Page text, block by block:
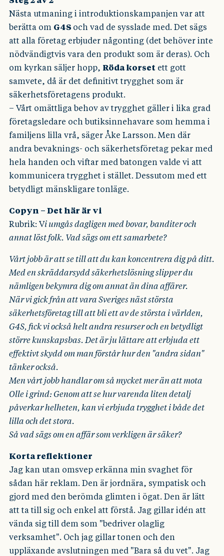
Nästa utmaning i introduktionskampanjen var att
berätta om G4S och vad de sysslade med. Det sägs
att alla företag erbjuder någonting (det behöver inte
nödvändigtvis vara den produkt som är deras). Och
om kyrkan säljer hopp, Röda korset ett gott
samvete, då är det definitivt trygghet som är
säkerhetsföretagens produkt.
– Vårt omättliga behov av trygghet gäller i lika grad
företagsledare och butiksinnehavare som hemma i
familjens lilla vrå, säger Åke Larsson. Men där
andra bevaknings- och säkerhetsföretag pekar med
hela handen och viftar med batongen valde vi att
kommunicera trygghet i stället. Dessutom med ett
betydligt mänskligare tonläge.
Copyn – Det här är vi
Rubrik: Vi umgås dagligen med bovar, banditer och
annat löst folk. Vad sägs om ett samarbete?
Vårt jobb är att se till att du kan koncentrera dig på ditt.
Med en skräddarsydd säkerhetslösning slipper du
nämligen bekymra dig om annat än dina affärer.
När vi gick från att vara Sveriges näst största
säkerhetsföretag till att bli ett av de största i världen,
G4S, fick vi också helt andra resurser och en betydligt
större kunskapsbas. Det är ju lättare att erbjuda ett
effektivt skydd om man förstår hur den "andra sidan"
tänker också.
Men vårt jobb handlar om så mycket mer än att mota
Olle i grind: Genom att se hur varenda liten detalj
påverkar helheten, kan vi erbjuda trygghet i både det
lilla och det stora.
Så vad sägs om en affär som verkligen är säker?
Korta reflektioner
Jag kan utan omsvep erkänna min svaghet för
sådan här reklam. Den är jordnära, sympatisk och
gjord med den berömda glimten i ögat. Den är lätt
att ta till sig och enkel att förstå. Jag gillar idén att
vända sig till dem som "bedriver olaglig
verksamhet". Och jag gillar tonen och den
uppläxande avslutningen med "Bara så du vet". Jag